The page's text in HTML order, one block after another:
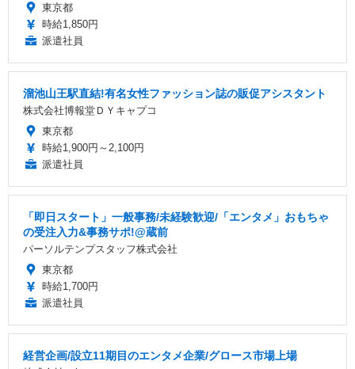
東京都
時給1,850円
派遣社員
溜池山王駅直結!有名女性ファッション誌の販促アシスタント
株式会社博報堂ＤＹキャプコ
東京都
時給1,900円～2,100円
派遣社員
「即日スタート」一般事務/未経験歓迎/「エンタメ」おもちゃ
の受注入力&事務サポ!@蔵前
パーソルテンプスタッフ株式会社
東京都
時給1,700円
派遣社員
経営企画/設立11期目のエンタメ企業/グロース市場上場